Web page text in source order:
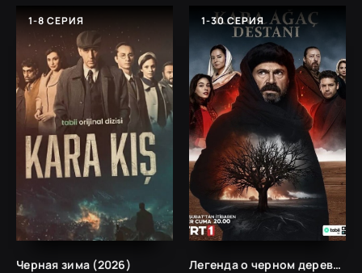
1-8 СЕРИЯ
Черная зима (2026)
1-30 СЕРИЯ
Легенда о черном дереве (2024)